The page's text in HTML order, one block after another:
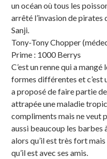
un océan où tous les
arrêté l’invasion de
Sanji.
Tony-Tony Chopper
Prime : 1000 Berrys
C’est un renne qui a
formes différentes et c’est
a proposé de faire partie
attrapée une maladie
compliments mais ne veut
aussi beaucoup les barbes
alors qu’il est très fort
qu’il est avec ses amis.